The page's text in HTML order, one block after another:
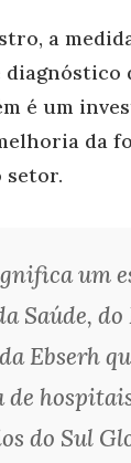
a
diagnóstico
é um
da
setor.
um
Saúde,
Ebserh
de
do Sul